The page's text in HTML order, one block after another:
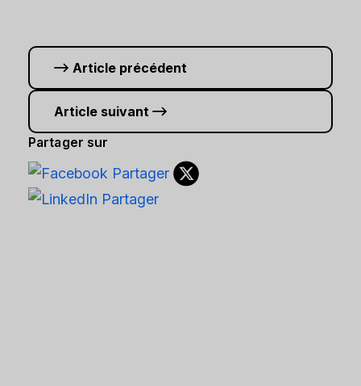
Article précédent
Article suivant
Partager sur